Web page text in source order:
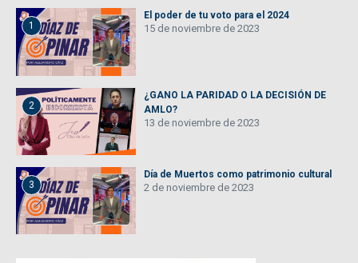
1
El poder de tu voto para el 2024
15 de noviembre de 2023
2
¿GANO LA PARIDAD O LA DECISIÓN DE
AMLO?
13 de noviembre de 2023
3
Día de Muertos como patrimonio cultural
2 de noviembre de 2023